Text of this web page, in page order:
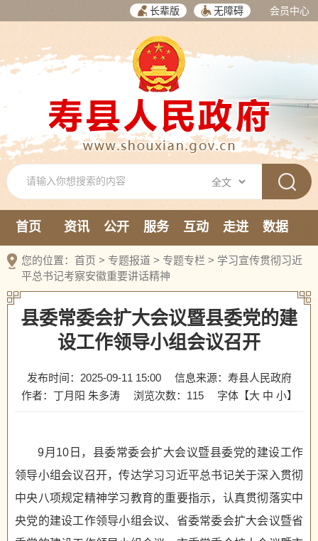
长辈版 无障碍 会员中心
首页 资讯 公开 服务 互动 走进
数据
新媒体
您的位置： 首页 > 专题报道 > 专题专栏 > 学习宣传贯彻习近
平总书记考察安徽重要讲话精神
县委常委会扩大会议暨县委党的建
设工作领导小组会议召开
发布时间：2025-09-11 15:00
信息来源：寿县人民政府
作者：丁月阳 朱多涛
浏览次数： 115 字体【大 中 小】
9月10日，县委常委会扩大会议暨县委党的建设工作
领导小组会议召开，传达学习习近平总书记关于深入贯彻
中央八项规定精神学习教育的重要指示，认真贯彻落实中
央党的建设工作领导小组会议、省委常委会扩大会议暨省